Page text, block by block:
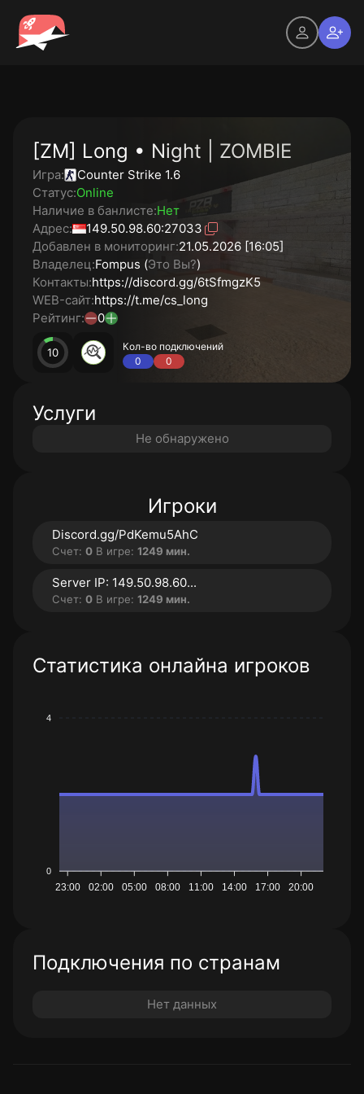
[ZM] Long • Night | ZOMBIE
Игра:
Counter Strike 1.6
Статус:Online
Наличие в банлисте:Нет
Адрес:
149.50.98.60:27033
Добавлен в мониторинг:21.05.2026 [16:05]
Владелец:Fompus (Это Вы?)
Контакты:https://discord.gg/6tSfmgzK5
WEB-сайт:https://t.me/cs_long
Рейтинг:
0
10
Кол-во подключений
0
0
Услуги
Не обнаружено
Игроки
Discord.gg/PdKemu5AhC
Счет: 0 В игре: 1249 мин.
Server IP: 149.50.98.60...
Счет: 0 В игре: 1249 мин.
Статистика онлайна игроков
4
0
23:00 02:00 05:00 08:00 11:00 14:00 17:00 20:00
Подключения по странам
Нет данных